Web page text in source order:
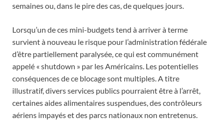
semaines ou, dans le pire des cas, de quelques jours.
Lorsqu’un de ces mini-budgets tend à arriver à terme
survient à nouveau le risque pour l’administration fédérale
d’être partiellement paralysée, ce qui est communément
appelé « shutdown » par les Américains. Les potentielles
conséquences de ce blocage sont multiples. A titre
illustratif, divers services publics pourraient être à l’arrêt,
certaines aides alimentaires suspendues, des contrôleurs
aériens impayés et des parcs nationaux non entretenus.